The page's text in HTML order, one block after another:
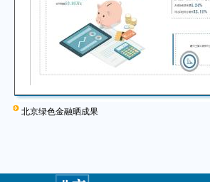
北京绿色金融晒成果